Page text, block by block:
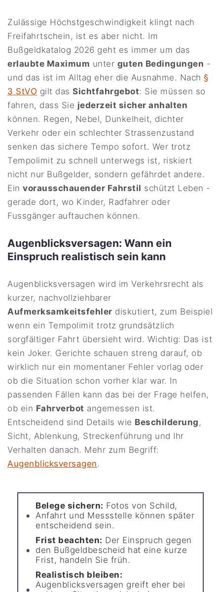
Zulässige Höchstgeschwindigkeit klingt nach
Freifahrtschein, ist es aber nicht. Im
Bußgeldkatalog 2026 geht es immer um das
erlaubte Maximum unter guten Bedingungen -
und das ist im Alltag eher die Ausnahme. Nach §
3 StVO gilt dasSichtfahrgebot: Sie müssen so
fahren, dass Sie jederzeit sicher anhalten
können. Regen, Nebel, Dunkelheit, dichter
Verkehr oder ein schlechter Strassenzustand
senken das sichere Tempo sofort. Wer trotz
Tempolimit zu schnell unterwegs ist, riskiert
nicht nur Bußgelder, sondern gefährdet andere.
Einvorausschauender Fahrstil schützt Leben -
gerade dort, wo Kinder, Radfahrer oder
Fussgänger auftauchen können.
Augenblicksversagen: Wann ein
Einspruch realistisch sein kann
Augenblicksversagen wird im Verkehrsrecht als
kurzer, nachvollziehbarer
Aufmerksamkeitsfehler diskutiert, zum Beispiel
wenn ein Tempolimit trotz grundsätzlich
sorgfältiger Fahrt übersieht wird. Wichtig: Das ist
kein Joker. Gerichte schauen streng darauf, ob
wirklich nur ein momentaner Fehler vorlag oder
ob die Situation schon vorher klar war. In
passenden Fällen kann das bei der Frage helfen,
ob ein Fahrverbot angemessen ist.
Entscheidend sind Details wie Beschilderung,
Sicht, Ablenkung, Streckenführung und Ihr
Verhalten danach. Mehr zum Begriff:
Augenblicksversagen.
Belege sichern: Fotos von Schild,
Anfahrt und Messstelle können später
entscheidend sein.
Frist beachten: Der Einspruch gegen
den Bußgeldbescheid hat eine kurze
Frist, handeln Sie früh.
Realistisch bleiben:
Augenblicksversagen greift eher bei